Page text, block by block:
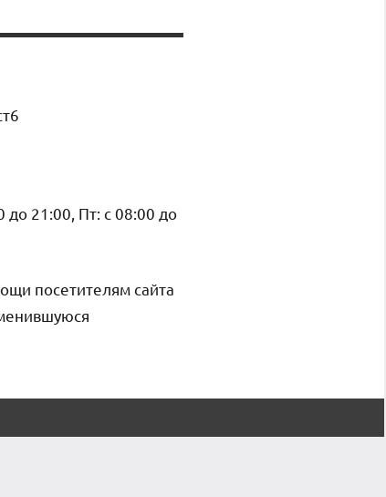
до 21:00, Пт: с 08:00 до
посетителям сайта